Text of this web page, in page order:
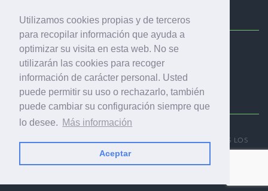
Utilizamos cookies propias y de terceros
para recopilar información que ayuda a
optimizar su visita en esta web. No se
utilizarán las cookies para recoger
información de carácter personal. Usted
puede permitir su uso o rechazarlo, también
puede cambiar su configuración siempre que
lo desee. Más información
Aceptar
Ediciones Industria Gráfica, S.C.P.
Calle Fluvià 257, bajos, 08020 Barcelona (España)
© 2001-2026 EDICIONES INDUSTRIA GRÁFICA - TODOS LOS
DERECHOS RESERVADOS
AVISO LEGAL|POLÍTICA DE PRIVACIDAD